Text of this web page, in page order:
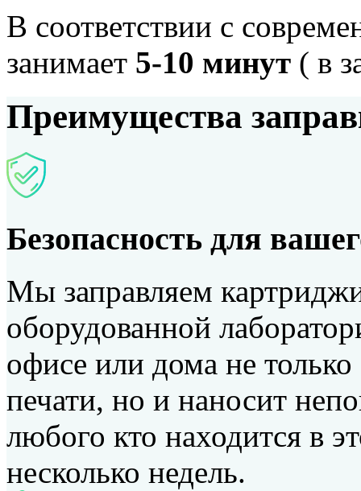
В соответствии с
занимает 5-10 минут ( в
Преимущества
Безопасность для
Мы заправляем
оборудованной
офисе или дома не
печати, но и наносит
любого кто находится в
несколько недель.